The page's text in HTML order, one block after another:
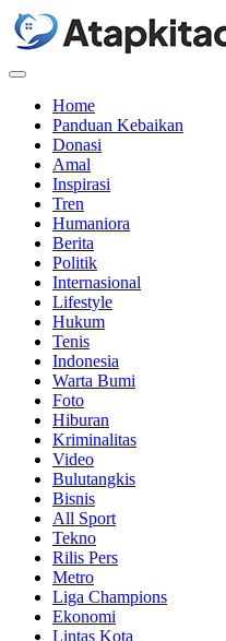
Menu
Home
Panduan Kebaikan
Donasi
Amal
Inspirasi
Tren
Humaniora
Berita
Politik
Internasional
Lifestyle
Hukum
Tenis
Indonesia
Warta Bumi
Foto
Hiburan
Kriminalitas
Video
Bulutangkis
Bisnis
All Sport
Tekno
Rilis Pers
Metro
Liga Champions
Ekonomi
Lintas Kota